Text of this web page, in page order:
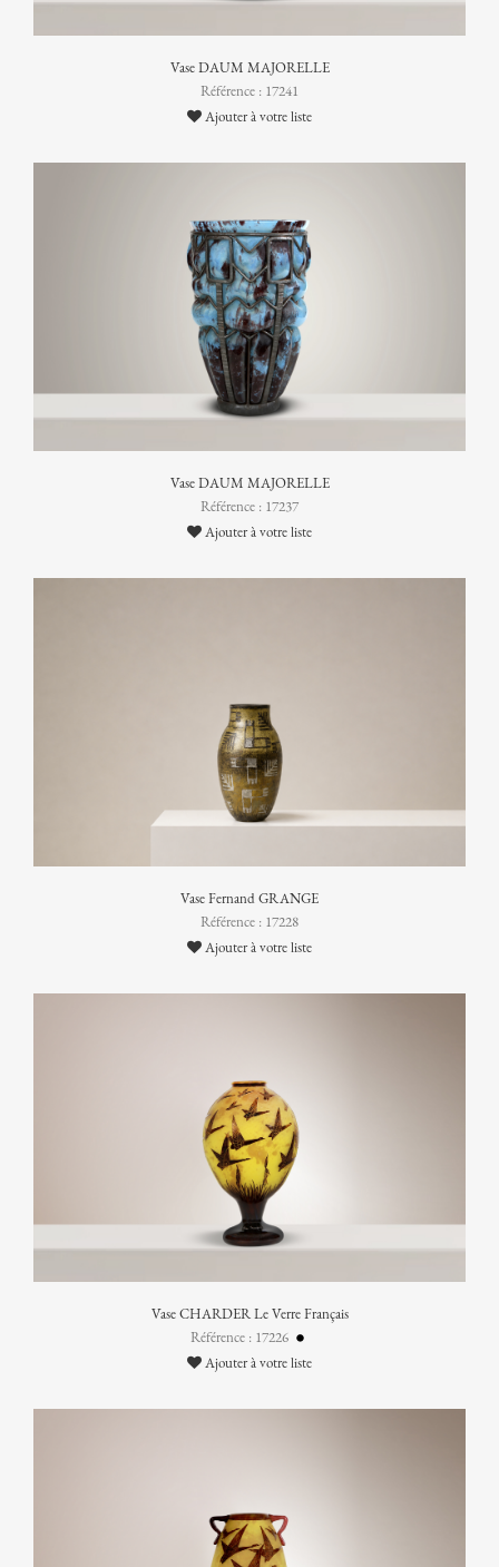
Vase DAUM MAJORELLE
Référence : 17241
Ajouter à votre liste
Vase DAUM MAJORELLE
Référence : 17237
Ajouter à votre liste
Vase Fernand GRANGE
Référence : 17228
Ajouter à votre liste
Vase CHARDER Le Verre Français
Référence : 17226
Ajouter à votre liste